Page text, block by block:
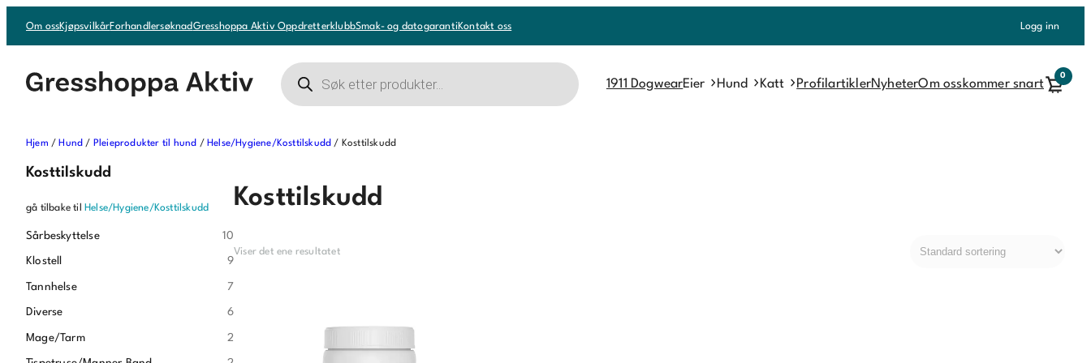
Om ossKjøpsvilkårForhandlersøknadGresshoppa Aktiv OppdretterklubbSmak- og datogarantiKontakt oss Logg inn
Products
search
1911 DogwearEier Hund Katt ProfilartiklerNyheterOm osskommer snart
0
Hjem /Hund / Pleieprodukter til hund /Helse/Hygiene/Kosttilskudd / Kosttilskudd
Kosttilskudd
gå tilbake til Helse/Hygiene/Kosttilskudd
Sårbeskyttelse 10
Klostell 9
Tannhelse 7
Diverse 6
Mage/Tarm 2
Kosttilskudd
Viser det ene resultatet